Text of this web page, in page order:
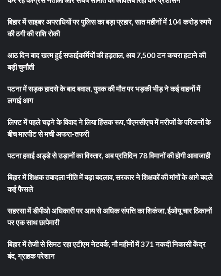
बिहार में साइबर अपराधियों पर पुलिस का बड़ा प्रहार, सात महीनों में 104 करोड़ रुपये
की ठगी की राशि रोकी
आठ दिन बाद खत्म हुई सफाईकर्मियों की हड़ताल, अब 7,500 टन कचरा हटाने की
बड़ी चुनौती
पटना में सड़क हादसे के बाद बवाल, युवक की मौत पर भड़की भीड़ ने कई वाहनों में
लगाई आग
लिफ्ट में पहले चढ़ने के विवाद ने लिया हिंसक रूप, पीएमसीएच में मरीजों के परिजनों के
बीच मारपीट से मची अफरा-तफरी
पटना हवाई अड्डे से उड़ानों का विस्तार, अब प्रतिदिन 78 विमानों की होगी आवाजाही
बिहार में शिक्षक तबादला नीति में बड़ा बदलाव, सरकार ने शिक्षकों की मांगों के आगे बदले
कई फैसले
सहरसा में डीपीओ अधिकारी पर आय से अधिक संपत्ति का शिकंजा, ईओयू चार ठिकानों
पर एक साथ छापेमारी
बिहार में तेजी से सिमट रहा एटीएम नेटवर्क, नौ महीनों में 371 नकदी निकासी केंद्र
बंद, ग्राहक परेशान